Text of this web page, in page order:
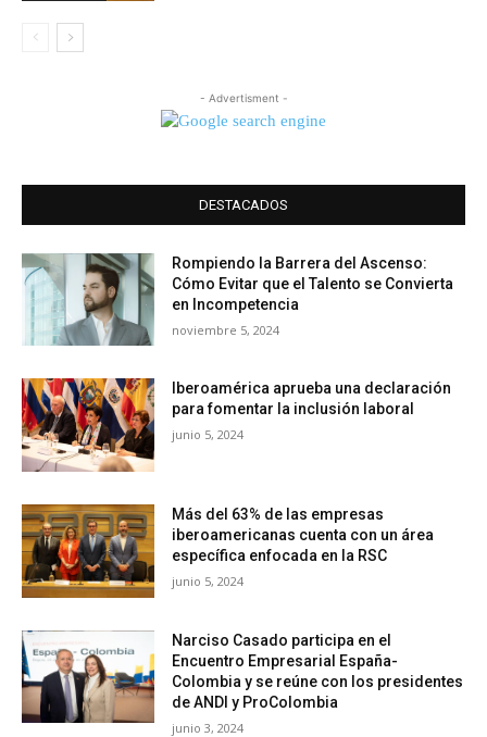
- Advertisment -
DESTACADOS
Rompiendo la Barrera del Ascenso:
Cómo Evitar que el Talento se Convierta
en Incompetencia
noviembre 5, 2024
Iberoamérica aprueba una declaración
para fomentar la inclusión laboral
junio 5, 2024
Más del 63% de las empresas
iberoamericanas cuenta con un área
específica enfocada en la RSC
junio 5, 2024
Narciso Casado participa en el
Encuentro Empresarial España-
Colombia y se reúne con los presidentes
de ANDI y ProColombia
junio 3, 2024